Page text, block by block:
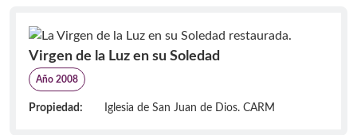
Virgen de la Luz en su Soledad
Año 2008
Propiedad: Iglesia de San Juan de Dios. CARM